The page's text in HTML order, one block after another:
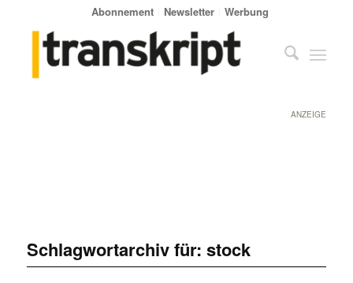
Abonnement Newsletter Werbung
ANZEIGE
Schlagwortarchiv für: stock